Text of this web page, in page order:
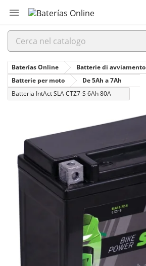

Baterías Online
Batterie di avviamento
Batterie per moto
De 5Ah a 7Ah
Batteria IntAct SLA CTZ7-S 6Ah 80A